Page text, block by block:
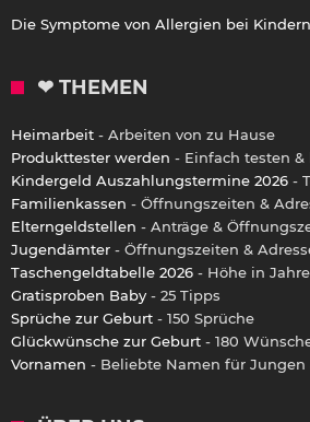
Die Symptome von Allergien bei Kindern
❤ THEMEN
Heimarbeit - Arbeiten von zu Hause
Produkttester werden - Einfach testen &
Kindergeld Auszahlungstermine 2026 -
Familienkassen - Öffnungszeiten &
Elterngeldstellen - Anträge &
Jugendämter - Öffnungszeiten &
Taschengeldtabelle 2026 - Höhe in
Gratisproben Baby - 25 Tipps
Sprüche zur Geburt - 150 Sprüche
Glückwünsche zur Geburt - 180
Vornamen - Beliebte Namen für Jungen